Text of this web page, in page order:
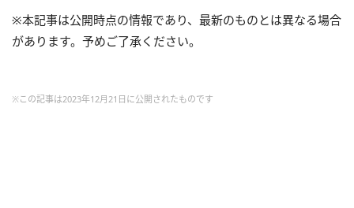
※本記事は公開時点の情報であり、最新のものとは異なる場合
があります。予めご了承ください。
※この記事は2023年12月21日に公開されたものです